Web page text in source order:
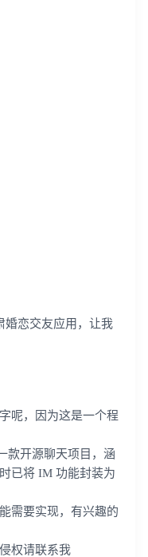
恋交友应用，让我
呢，因为这是一个程
款开源聊天项目，涵
已将 IM 功能封装为
需要实现，有兴趣的
权请联系我